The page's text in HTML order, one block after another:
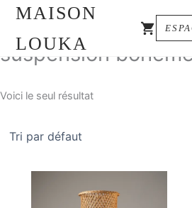
MAISON
LOUKA
suspension
Voici le seul résultat